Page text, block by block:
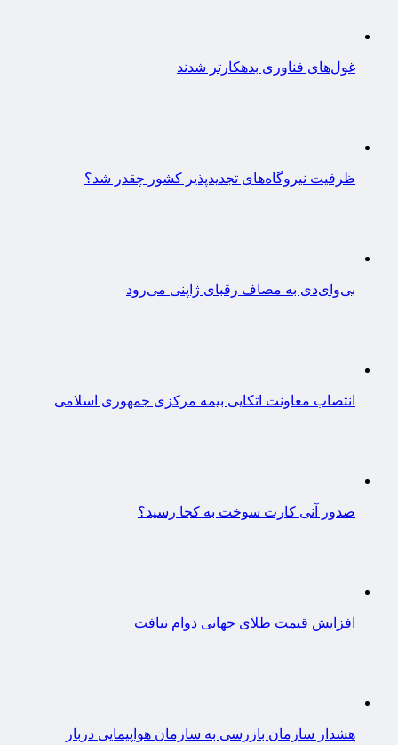
غول‌های فناوری بدهکارتر شدند
ظرفیت نیروگاه‌های تجدیدپذیر کشور چقدر شد؟
بی‌وای‌دی به مصاف رقبای ژاپنی می‌رود
انتصاب معاونت اتکایی بیمه مرکزی جمهوری اسلامی
صدور آنی کارت سوخت به کجا رسید؟
افزایش قیمت طلای جهانی دوام نیافت
هشدار سازمان بازرسی به سازمان هواپیمایی دربار